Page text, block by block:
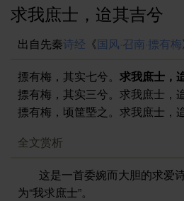
求我庶士，迨其吉兮
出自先秦诗经 《国风·召南·摽有梅
摽有梅，其实七兮。 求我庶士，
摽有梅，其实三兮。求我庶士，
摽有梅，顷筐塈之。求我庶士，
全文赏析
这是一首委婉而大胆的求爱
为“我求庶士”。